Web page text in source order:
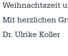
Weihnachtszeit
Mit herzlichen
Dr. Ulrike Koller